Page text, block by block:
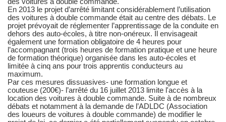
En 2013 le projet d’arrêté limitant considérablement l’utilisation
des voitures à double commande était au centre des débats. Le
projet prévoyait de réglementer l’apprentissage de la conduite en
dehors des auto-écoles, à titre non-onéreux. Il envisageait
également une formation obligatoire de 4 heures pour
l’accompagnant (trois heures de formation pratique et une heure
de formation théorique) organisée dans les auto-écoles et
limitée à cinq ans pour trois apprentis conducteurs au
maximum.
Par ces mesures dissuasives- une formation longue et
couteuse (200€)- l’arrêté du 16 juillet 2013 limite l'accès à la
location des voitures à double commande. Suite à de nombreux
débats et notamment à la demande de l’ADLDC (Association
des loueurs de voitures à double commande) de modifier le